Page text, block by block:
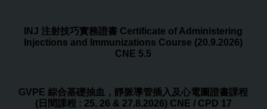
INJ 注射技巧實務證書 Certificate of Administering
Injections and Immunizations Course (20.9.2026)
CNE 5.5
GVPE 綜合基礎抽血，靜脈導管插入及心電圖證書課程
(日間課程 : 25, 26 & 27.8.2026) CNE / CPD 17